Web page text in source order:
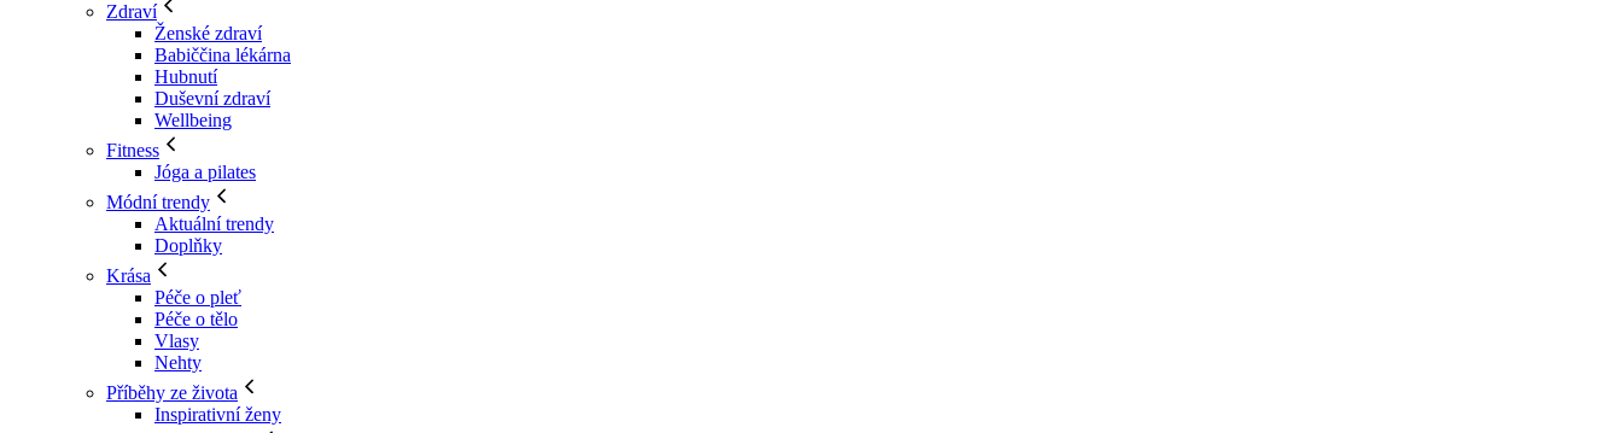
Zdraví
Ženské zdraví
Babiččina lékárna
Hubnutí
Duševní zdraví
Wellbeing
Fitness
Jóga a pilates
Módní trendy
Aktuální trendy
Doplňky
Krása
Péče o pleť
Péče o tělo
Vlasy
Nehty
Příběhy ze života
Inspirativní ženy